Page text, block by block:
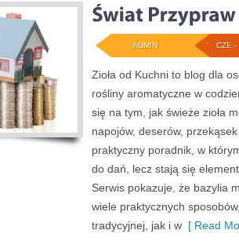
CZE -
ADMIN
Zioła od Kuchni to blog dla
rośliny aromatyczne w
się na tym, jak świeże zioła
napojów, deserów,
praktyczny poradnik, w
do dań, lecz stają się
Serwis pokazuje, że bazylia
wiele praktycznych
tradycyjnej, jak i w [ Read